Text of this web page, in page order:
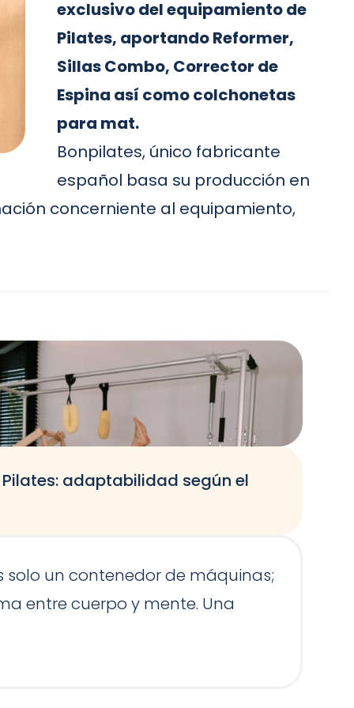
exclusivo del equipamiento de
Pilates, aportando Reformer,
Sillas Combo, Corrector de
Espina así como colchonetas
para mat.
Bonpilates, único fabricante
español basa su producción en
concerniente al equipamiento,
adaptabilidad según el
solo un contenedor de máquinas;
entre cuerpo y mente. Una